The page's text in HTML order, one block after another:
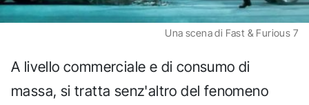
Una scena di Fast & Furious 7
A livello commerciale e di consumo di
massa, si tratta senz'altro del fenomeno